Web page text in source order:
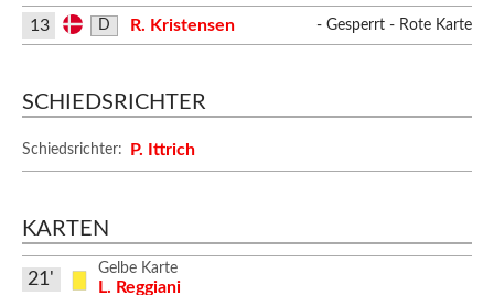
13 D R. Kristensen - Gesperrt - Rote Karte
SCHIEDSRICHTER
Schiedsrichter: P. Ittrich
KARTEN
Gelbe Karte
L. Reggiani
21'